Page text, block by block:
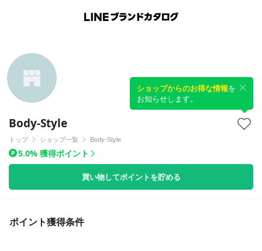
Body-Style
ショップからのお得な情報を
お知らせします。
トップ ショップ一覧 Body-Style
5.0% 獲得ポイント
買い物してポイントを貯める
ポイント獲得条件